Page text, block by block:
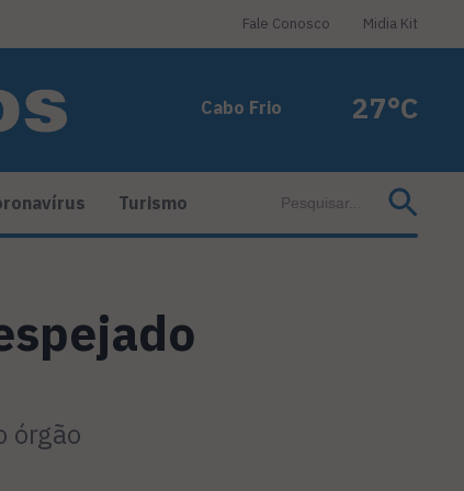
Fale Conosco Midia Kit
Cabo Frio 27°C
Turismo
órgão